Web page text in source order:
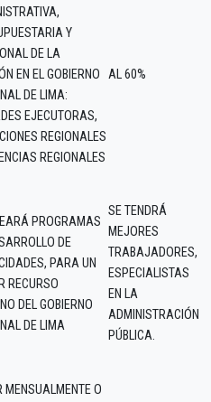
Y
DE LA
EN EL GOBIERNO
DE LIMA:
EJECUTORAS,
REGIONALES
REGIONALES
AL 60%
PROGRAMAS
DE
PARA UN
RECURSO
DEL GOBIERNO
DE LIMA
SE TENDRÁ
MEJORES
TRABAJADORES,
ESPECIALISTAS
EN LA
ADMINISTRACIÓN
PÚBLICA.
MENSUALMENTE O